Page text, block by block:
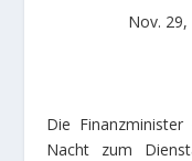
Nov. 29,
Die Finanzminister
Nacht zum